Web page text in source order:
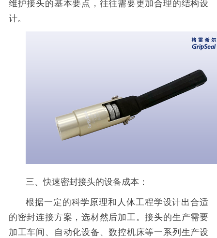
维护接头的基本要点，往往需要更加合理的结构设
计。
三、快速密封接头的设备成本：
根据一定的科学原理和人体工程学设计出合适
的密封连接方案，选材然后加工。接头的生产需要
加工车间、自动化设备、数控机床等一系列生产设